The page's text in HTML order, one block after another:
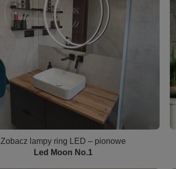
Zobacz lampy ring LED – pionowe
Led Moon No.1